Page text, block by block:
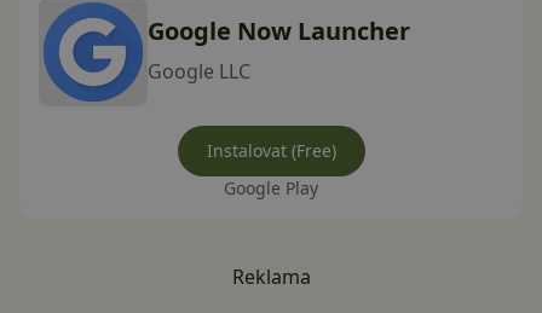
Google Now Launcher
Google LLC
Instalovat (Free)
Google Play
Reklama